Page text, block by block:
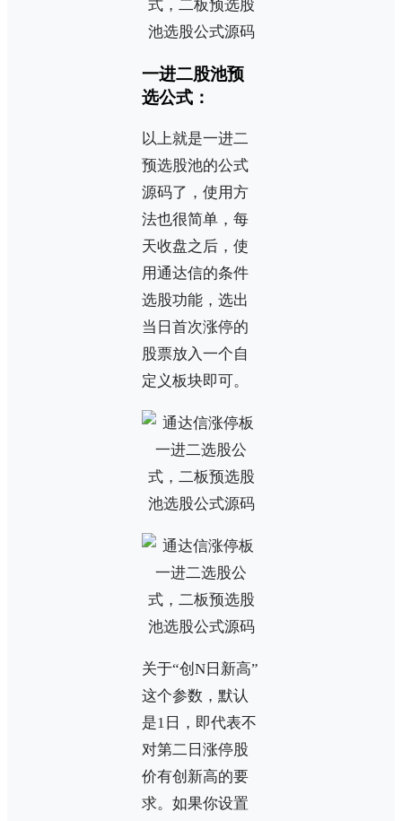
一进二股池预
选公式：
以上就是一进二
预选股池的公式
源码了，使用方
法也很简单，每
天收盘之后，使
用通达信的条件
选股功能，选出
当日首次涨停的
股票放入一个自
定义板块即可。
关于“创N日新高”
这个参数，默认
是1日，即代表不
对第二日涨停股
价有创新高的要
求。如果你设置